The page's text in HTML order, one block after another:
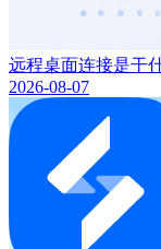
远程桌面连接是干
2026-08-07